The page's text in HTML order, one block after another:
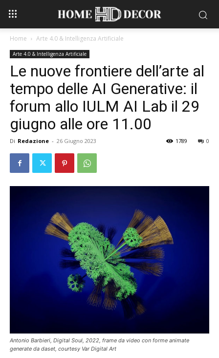
Home Arte 4.0 & Intelligenza Artificiale
Arte 4.0 & Intelligenza Artificiale
Le nuove frontiere dell’arte al
tempo delle AI Generative: il
forum allo IULM AI Lab il 29
giugno alle ore 11.00
Di Redazione - 26 Giugno 2023 0
1789
Antonio Barbieri, Digital Soul, 2022, frame da video con forme animate
generate da daset, courtesy Var Digital Art